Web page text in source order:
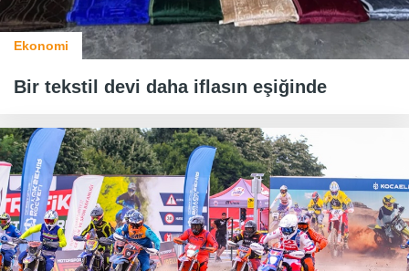
Ekonomi
Bir tekstil devi daha iflasın eşiğinde